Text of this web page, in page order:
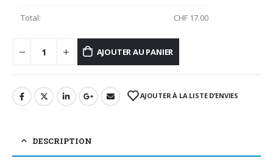
Total: CHF 17.00
AJOUTER AU PANIER
AJOUTER À LA LISTE D’ENVIES
DESCRIPTION